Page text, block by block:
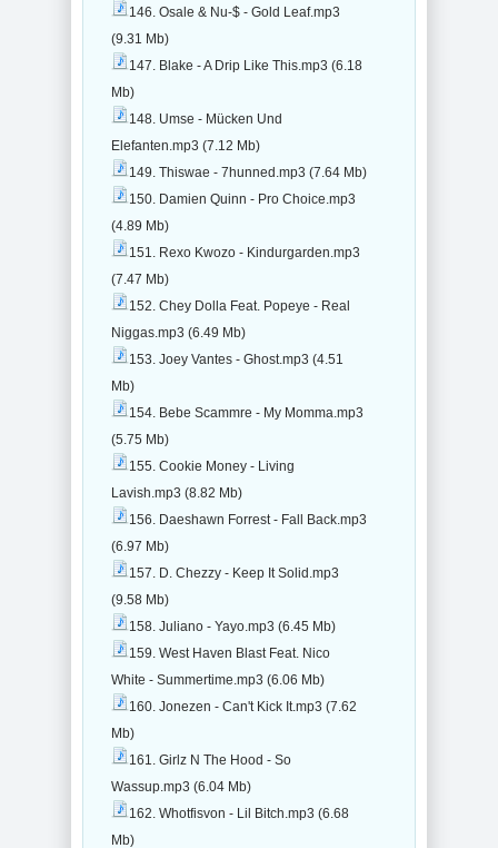
146. Osale & Nu-$ - Gold Leaf.mp3
(9.31 Mb)
147. Blake - A Drip Like This.mp3 (6.18
Mb)
148. Umse - Mücken Und
Elefanten.mp3 (7.12 Mb)
149. Thiswae - 7hunned.mp3 (7.64 Mb)
150. Damien Quinn - Pro Choice.mp3
(4.89 Mb)
151. Rexo Kwozo - Kindurgarden.mp3
(7.47 Mb)
152. Chey Dolla Feat. Popeye - Real
Niggas.mp3 (6.49 Mb)
153. Joey Vantes - Ghost.mp3 (4.51
Mb)
154. Bebe Scammre - My Momma.mp3
(5.75 Mb)
155. Cookie Money - Living
Lavish.mp3 (8.82 Mb)
156. Daeshawn Forrest - Fall Back.mp3
(6.97 Mb)
157. D. Chezzy - Keep It Solid.mp3
(9.58 Mb)
158. Juliano - Yayo.mp3 (6.45 Mb)
159. West Haven Blast Feat. Nico
White - Summertime.mp3 (6.06 Mb)
160. Jonezen - Can't Kick It.mp3 (7.62
Mb)
161. Girlz N The Hood - So
Wassup.mp3 (6.04 Mb)
162. Whotfisvon - Lil Bitch.mp3 (6.68
Mb)